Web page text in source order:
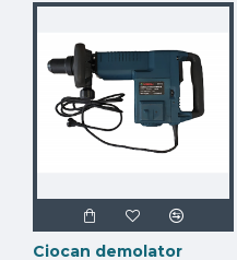
Ciocan demolator